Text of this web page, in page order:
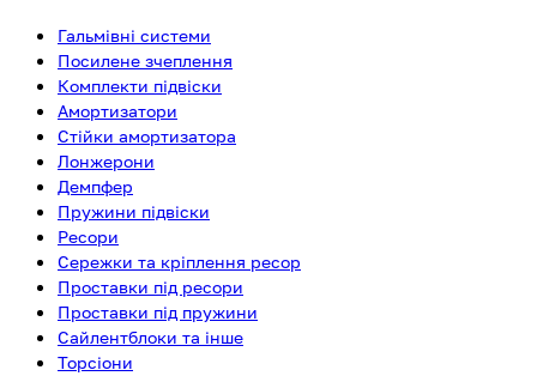
Гальмівні системи
Посилене зчеплення
Комплекти підвіски
Амортизатори
Стійки амортизатора
Лонжерони
Демпфер
Пружини підвіски
Ресори
Сережки та кріплення ресор
Проставки під ресори
Проставки під пружини
Сайлентблоки та інше
Торсіони